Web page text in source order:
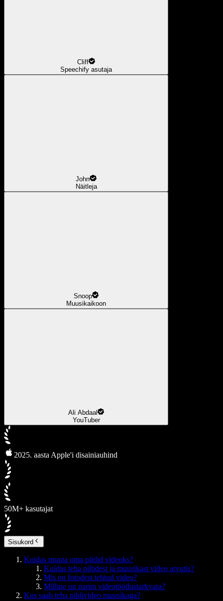
Cliff
Speechify asutaja
John
Näitleja
Snoop
Muusikaikoon
Ali Abdaal
YouTuber
2025. aasta Apple'i disainiauhind
50M+ kasutajat
Sisukord
Kuidas muuta oma pildid videoks?
Kuidas teha piltidest ja muusikast video arvutis?
Mis on fotodest tehtud video?
Milline on parim videotöötlustarkvara?
Kus saab teha pildivideo muusikaga?